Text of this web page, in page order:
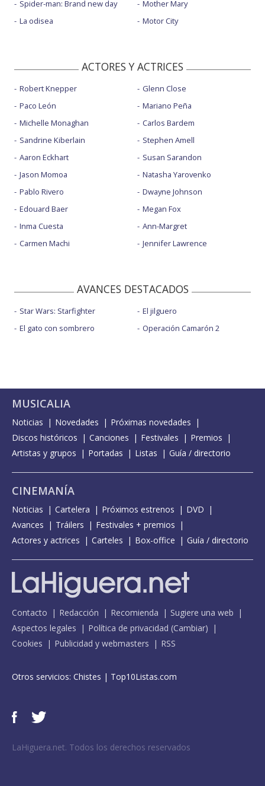
Spider-man: Brand new day
La odisea
Mother Mary
Motor City
ACTORES Y ACTRICES
Robert Knepper
Paco León
Michelle Monaghan
Sandrine Kiberlain
Aaron Eckhart
Jason Momoa
Pablo Rivero
Edouard Baer
Inma Cuesta
Carmen Machi
Glenn Close
Mariano Peña
Carlos Bardem
Stephen Amell
Susan Sarandon
Natasha Yarovenko
Dwayne Johnson
Megan Fox
Ann-Margret
Jennifer Lawrence
AVANCES DESTACADOS
Star Wars: Starfighter
El gato con sombrero
El jilguero
Operación Camarón 2
MUSICALIA
Noticias Novedades
Próximas novedades
Discos históricos
Canciones Festivales
Premios
Artistas y grupos
Portadas Listas Guía / directorio
CINEMANÍA
Noticias Cartelera Próximos estrenos
DVD
Avances
Tráilers
Festivales + premios
Actores y actrices
Carteles Box-office Guía / directorio
Contacto Redacción Recomienda
Sugiere una web
Aspectos legales
Política de privacidad (Cambiar)
Cookies
Publicidad y webmasters RSS
Otros servicios: Chistes | Top10Listas.com
LaHiguera.net. Todos los derechos reservados